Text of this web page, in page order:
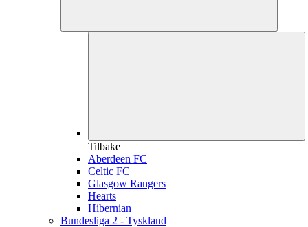
Tilbake
Aberdeen FC
Celtic FC
Glasgow Rangers
Hearts
Hibernian
Bundesliga 2 - Tyskland